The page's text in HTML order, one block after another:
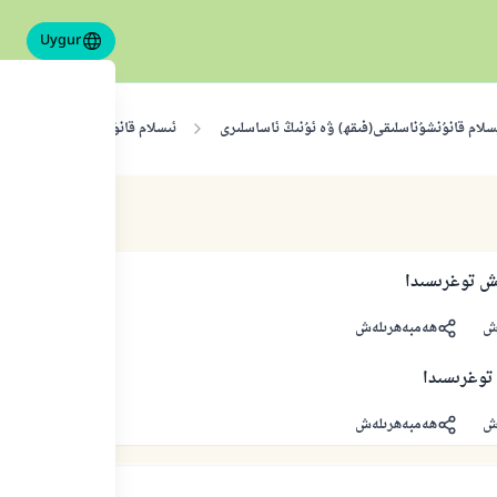
Uygur
قانۇنشۇناسلىقى(فىقھ) ۋە ئۇنىڭ ئاساسلىرى ئىسلام قانۇنشۇناسلىقى
ھەمبەھرىلەش
ھەمبەھرىلەش